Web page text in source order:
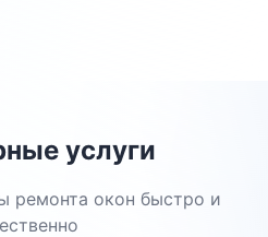
услуги
ремонта окон быстро и